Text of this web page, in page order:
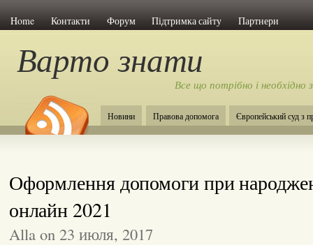
Home Контакти Форум Підтримка сайту Партнери
Варто знати
Все що потрібно і
Новини Правова допомога Європейський суд з
Оформлення допомоги при
онлайн 2021
Alla on 23 июля, 2017